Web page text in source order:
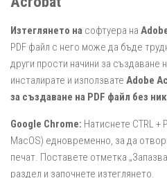
Изтеглянето на софтуера на
PDF файл с него може да бъде
други прости начини за създаване
инсталирате и използвате Adobe
за създаване на PDF файл без
Google Chrome: Натиснете CTRL +
MacOS) едновременно, за да
печат. Поставете отметка
раздел и започнете изтеглянето.